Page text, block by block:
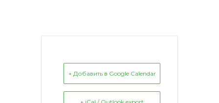
+ Добавить в Google Calendar